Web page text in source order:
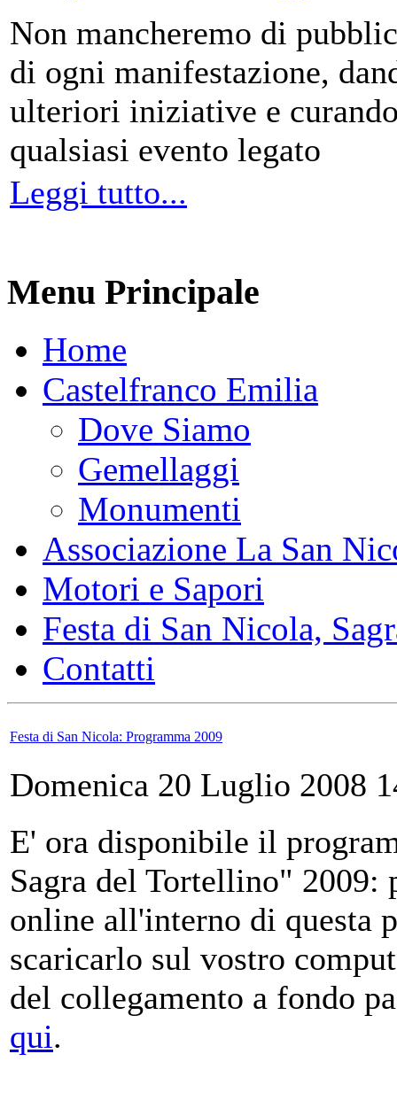
Non mancheremo di
di ogni manifestazione,
ulteriori iniziative e
qualsiasi evento legato
Leggi tutto...
Menu Principale
Home
Castelfranco Emilia
Dove Siamo
Gemellaggi
Monumenti
Associazione La San
Motori e Sapori
Festa di San Nicola,
Contatti
Festa di San Nicola: Programma 2009
Domenica 20 Luglio 2008
E' ora disponibile il
Sagra del Tortellino" 2009:
online all'interno di questa
scaricarlo sul vostro
del collegamento a fondo
qui.